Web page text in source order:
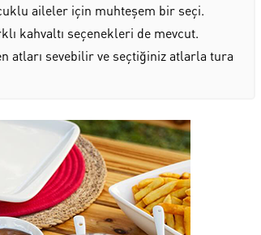
aileler için muhteşem bir seçi.
kahvaltı seçenekleri de mevcut.
atları sevebilir ve seçtiğiniz atlarla tura